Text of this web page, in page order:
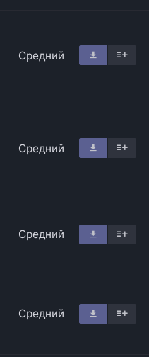
Средний
Средний
Средний
Средний